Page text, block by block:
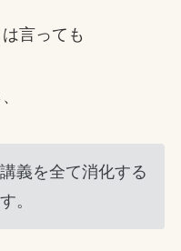
言っても
義を全て消化する
。